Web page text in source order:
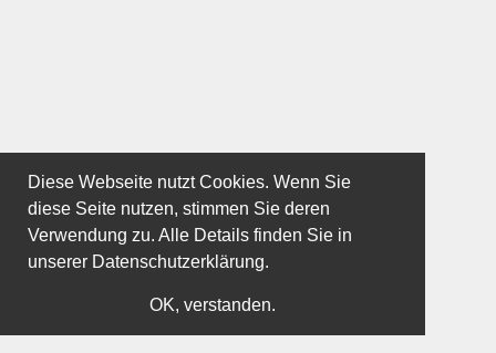
Diese Webseite nutzt Cookies. Wenn Sie
diese Seite nutzen, stimmen Sie deren
Verwendung zu. Alle Details finden Sie in
unserer Datenschutzerklärung.
OK, verstanden.